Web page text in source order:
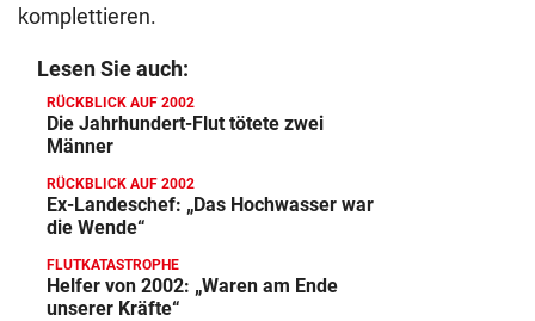
komplettieren.
Lesen Sie auch:
RÜCKBLICK AUF 2002
Die Jahrhundert-Flut tötete zwei
Männer
RÜCKBLICK AUF 2002
Ex-Landeschef: „Das Hochwasser war
die Wende“
FLUTKATASTROPHE
Helfer von 2002: „Waren am Ende
unserer Kräfte“